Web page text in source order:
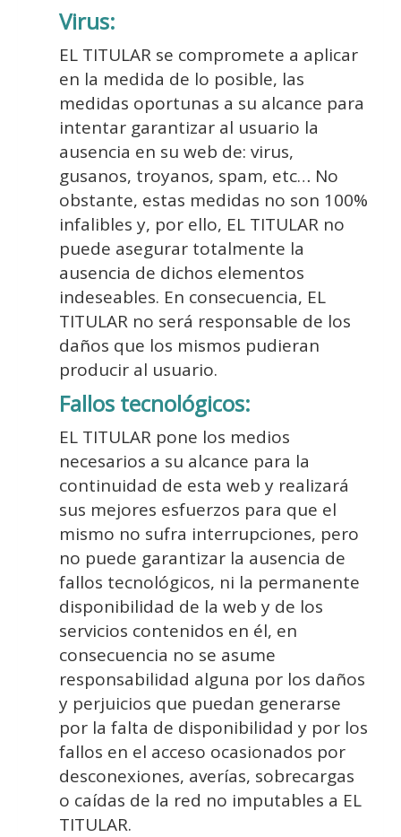
Virus:
EL TITULAR se compromete a aplicar
en la medida de lo posible, las
medidas oportunas a su alcance para
intentar garantizar al usuario la
ausencia en su web de: virus,
gusanos, troyanos, spam, etc… No
obstante, estas medidas no son 100%
infalibles y, por ello, EL TITULAR no
puede asegurar totalmente la
ausencia de dichos elementos
indeseables. En consecuencia, EL
TITULAR no será responsable de los
daños que los mismos pudieran
producir al usuario.
Fallos tecnológicos:
EL TITULAR pone los medios
necesarios a su alcance para la
continuidad de esta web y realizará
sus mejores esfuerzos para que el
mismo no sufra interrupciones, pero
no puede garantizar la ausencia de
fallos tecnológicos, ni la permanente
disponibilidad de la web y de los
servicios contenidos en él, en
consecuencia no se asume
responsabilidad alguna por los daños
y perjuicios que puedan generarse
por la falta de disponibilidad y por los
fallos en el acceso ocasionados por
desconexiones, averías, sobrecargas
o caídas de la red no imputables a EL
TITULAR.